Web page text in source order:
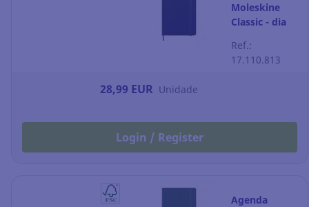
Moleskine
Classic - dia
130 x 210 mm
- azul-safira
Ref.:
17.110.813
28,99 EUR Unidade
Login / Register
Agenda